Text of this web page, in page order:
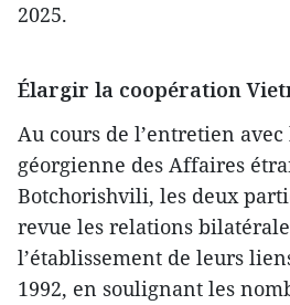
2025.
Élargir la coopération
Au cours de l’entretien
géorgienne des Affaires
Botchorishvili, les deux
revue les relations
l’établissement de leurs
1992, en soulignant les